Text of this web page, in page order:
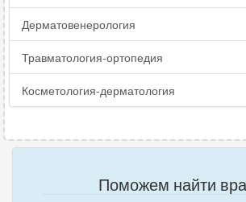
Дерматовенерология
Травматология-ортопедия
Косметология-дерматология
Поможем найти